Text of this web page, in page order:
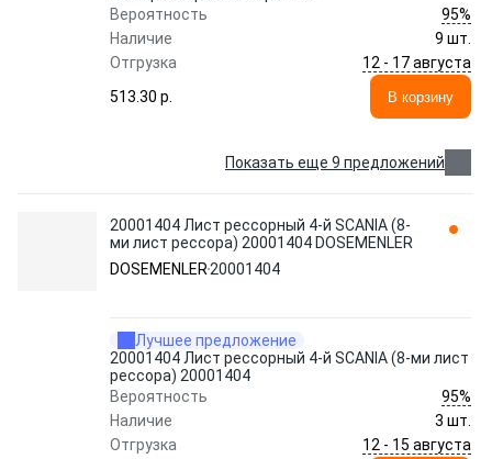
Вероятность
95%
Наличие
9 шт.
Отгрузка
12 - 17 августа
513.30 p.
В корзину
Показать еще 9 предложений
20001404 Лист рессорный 4-й SCANIA (8-
ми лист рессора) 20001404 DOSEMENLER
DOSEMENLER 20001404
Лучшее предложение
20001404 Лист рессорный 4-й SCANIA (8-ми лист
рессора) 20001404
Вероятность
95%
Наличие
3 шт.
Отгрузка
12 - 15 августа